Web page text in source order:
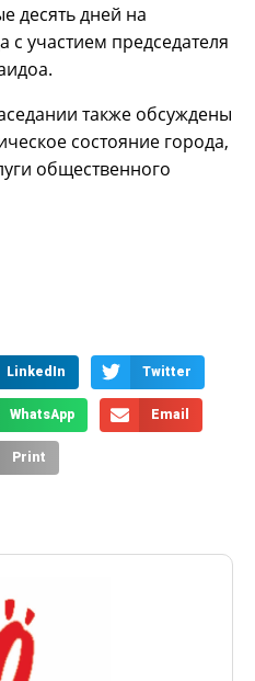
десять дней на
с участием председателя
также обсуждены
состояние города,
общественного
LinkedIn Twitter
WhatsApp Email
Print